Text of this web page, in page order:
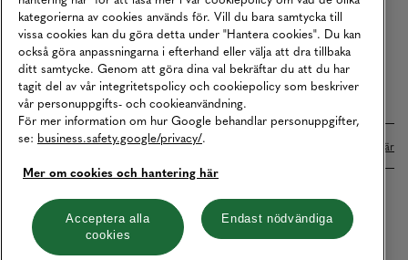
Press
Studentrabatt
B2B
Tillgänglighetsredogörelse
Betalningar online sköts i samarbete med Klarna. Läs mer här
Cookies Integritetspolicy
Hantera cookies
kategorierna av cookies används för. Vill du bara samtycka till
vissa cookies kan du göra detta under "Hantera cookies". Du kan
också göra anpassningarna i efterhand eller välja att dra tillbaka
ditt samtycke. Genom att göra dina val bekräftar du att du har
tagit del av vår integritetspolicy och cookiepolicy som beskriver
vår personuppgifts- och cookieanvändning.
För mer information om hur Google behandlar personuppgifter,
se: business.safety.google/privacy/.
Mer om cookies och hantering här
Acceptera alla
cookies
Endast nödvändiga